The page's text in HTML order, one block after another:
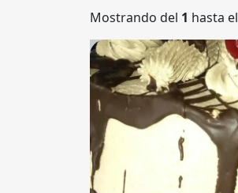
Mostrando del 1 hasta el